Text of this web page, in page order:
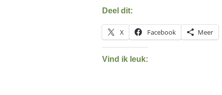
Deel dit:
X Facebook Meer
Vind ik leuk: